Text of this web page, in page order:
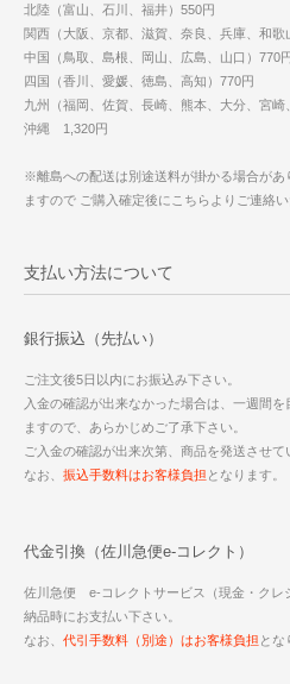
北陸（富山、石川、福井）550円
関西（大阪、京都、滋賀、奈良、兵庫、和歌
中国（鳥取、島根、岡山、広島、山口）770
四国（香川、愛媛、徳島、高知）770円
九州（福岡、佐賀、長崎、熊本、大分、宮崎
沖縄 1,320円
※離島への配送は別途送料が掛かる場合があ
ますので ご購入確定後にこちらよりご連絡い
支払い方法について
銀行振込（先払い）
ご注文後5日以内にお振込み下さい。
入金の確認が出来なかった場合は、一週間
ますので、あらかじめご了承下さい。
ご入金の確認が出来次第、商品を発送させて
なお、 振込手数料はお客様負担 となります。
代金引換（佐川急便e-コレクト）
佐川急便 e-コレクトサービス（現金・クレ
納品時にお支払い下さい。
なお、 代引手数料（別途）はお客様負担 とな